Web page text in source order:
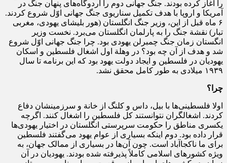
را آغاز کرده بودند. جنگ جهانی دوم را اردوگاه‌های پنهان جنگ در
آمریکا و اروپا با هدف تکمیل سناریوی جنگ جهانی اوّل شروع کردند.
۶ ماه قبل از این، وزیر جنگ انگلستان (هور بلیشای یهودی، مغربی
تبار) نقشة جنگ را به پارلمان انگلستان می‌برد. نخست وزیر
انگستان زمان جنگ چمبرلن یهودی بود. چرا جنگ جهانی اوّل شروع
شد و هدف از آن چه بود؟ در وهلة اول اشغال فلسطین و اسکان
یهودیان در فلسطین و ایجاد دولت یهود بود که این برنامه تا سال
۱۹۳۹ میلادی به طور کامل محقق نشد.
چرا؟
اولا فلسطینی‌ها با بیل، داس و کلنگ از خانة و سرزمینشان دفاع
کردند. اشغالگران نتوانستند کل فلسطین را اشغال کنند. اگرچه
یکسری مناطق را حکومت سرپرستی انگلستان در اختیار یهودی‌ها
قرار داده بود. دوم اینکه بسیاری از عوام یهود می‌گفتند فلسطین
برای ما ناکجاآباد است. چون آن‌ها در بسیاری از ممالک جهان، به
ویژه کشور‌های اسلامی کاملاً پذیرفته شده بودند. یهودیان در آن